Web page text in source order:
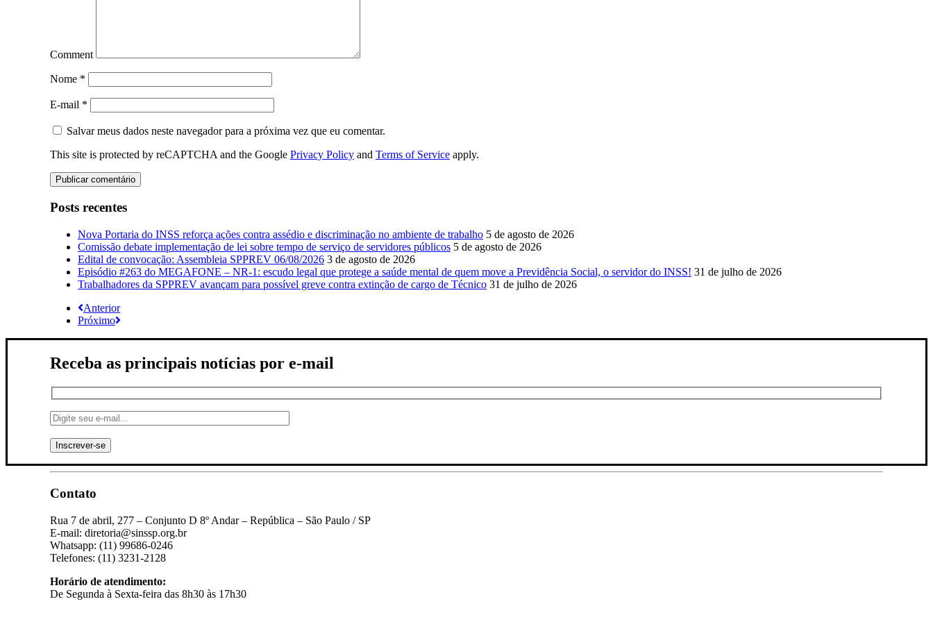
Comment
Nome *
E-mail *
Salvar meus dados neste navegador para a próxima vez que eu comentar.
This site is protected by reCAPTCHA and the Google Privacy Policy and Terms of Service apply.
Posts recentes
Nova Portaria do INSS reforça ações contra assédio e discriminação no ambiente de trabalho 5 de agosto de 2026
Comissão debate implementação de lei sobre tempo de serviço de servidores públicos 5 de agosto de 2026
Edital de convocação: Assembleia SPPREV 06/08/2026 3 de agosto de 2026
Episódio #263 do MEGAFONE – NR-1: escudo legal que protege a saúde mental de quem move a Previdência Social, o servidor do INSS! 31 de julho de 2026
Trabalhadores da SPPREV avançam para possível greve contra extinção de cargo de Técnico 31 de julho de 2026
Anterior
Próximo
Receba as principais notícias por e-mail
Contato
Rua 7 de abril, 277 – Conjunto D 8º Andar – República – São Paulo / SP
E-mail: diretoria@sinssp.org.br
Whatsapp: (11) 99686-0246
Telefones: (11) 3231-2128
Horário de atendimento:
De Segunda à Sexta-feira das 8h30 às 17h30